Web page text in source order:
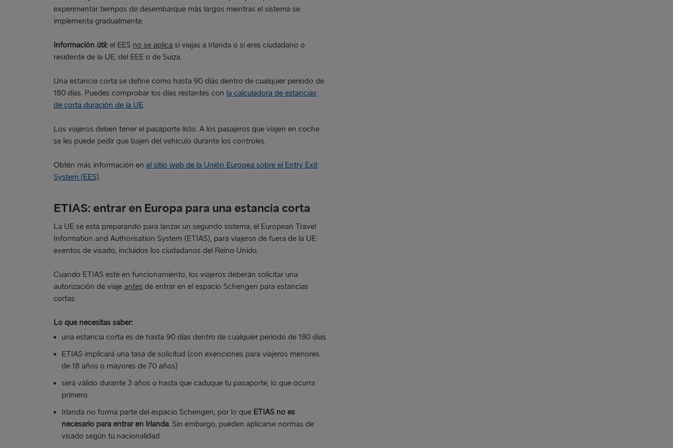
experimentar tiempos de desembarque más largos mientras el sistema se
implementa gradualmente.
Información útil: el EES no se aplica si viajas a Irlanda o si eres ciudadano o
residente de la UE, del EEE o de Suiza.
Una estancia corta se define como hasta 90 días dentro de cualquier periodo de
180 días. Puedes comprobar los días restantes con la calculadora de estancias
de corta duración de la UE.
Los viajeros deben tener el pasaporte listo. A los pasajeros que viajen en coche
se les puede pedir que bajen del vehículo durante los controles.
Obtén más información en el sitio web de la Unión Europea sobre el Entry Exit
System (EES).
ETIAS: entrar en Europa para una estancia corta
La UE se está preparando para lanzar un segundo sistema, el European Travel
Information and Authorisation System (ETIAS), para viajeros de fuera de la UE
exentos de visado, incluidos los ciudadanos del Reino Unido.
Cuando ETIAS esté en funcionamiento, los viajeros deberán solicitar una
autorización de viaje antes de entrar en el espacio Schengen para estancias
cortas.
Lo que necesitas saber:
una estancia corta es de hasta 90 días dentro de cualquier periodo de 180 días
ETIAS implicará una tasa de solicitud (con exenciones para viajeros menores
de 18 años o mayores de 70 años)
será válido durante 3 años o hasta que caduque tu pasaporte, lo que ocurra
primero
Irlanda no forma parte del espacio Schengen, por lo que ETIAS no es
necesario para entrar en Irlanda. Sin embargo, pueden aplicarse normas de
visado según tu nacionalidad